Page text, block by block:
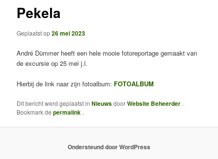
Pekela
Geplaatst op26 mei 2023
André Dümmer heeft een hele mooie fotoreportage gemaakt van
de excursie op 25 mei j.l.
Hierbij de link naar zijn fotoalbum: FOTOALBUM
Dit bericht werd geplaatst inNieuwsdoorWebsite Beheerder .
Bookmark depermalink .
Ondersteund door WordPress